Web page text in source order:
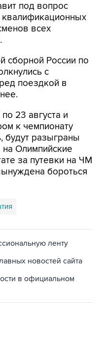
под вопрос
квалификационных
всех
сборной России по
с
поездкой в
23 августа и
к чемпионату
будут разыграны
Олимпийские
за путевки на ЧМ
бороться
ленту
новостей сайта
в официальном